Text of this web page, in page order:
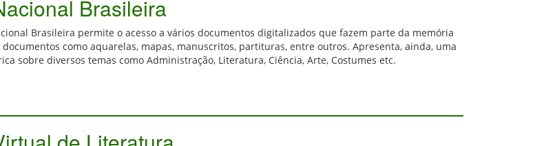
Brasileira
Brasileira permite o acesso a vários documentos digitalizados que fazem parte da memória
como aquarelas, mapas, manuscritos, partituras, entre outros. Apresenta, ainda, uma
sobre diversos temas como Administração, Literatura, Ciência, Arte, Costumes etc.